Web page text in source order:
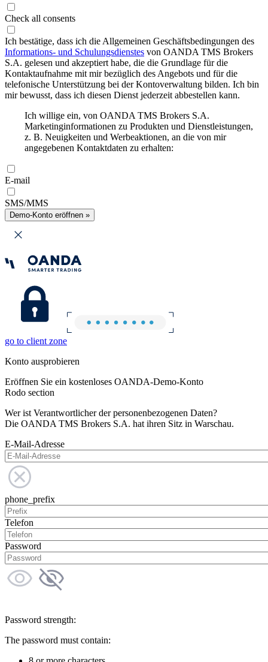
Check all consents
Ich bestätige, dass ich die Allgemeinen Geschäftsbedingungen des
Informations- und Schulungsdienstes von OANDA TMS Brokers
S.A. gelesen und akzeptiert habe, die die Grundlage für die
Kontaktaufnahme mit mir bezüglich des Angebots und für die
telefonische Unterstützung bei der Kontoverwaltung bilden. Ich bin
mir bewusst, dass ich diesen Dienst jederzeit abbestellen kann.
Ich willige ein, von OANDA TMS Brokers S.A.
Marketinginformationen zu Produkten und Dienstleistungen,
z. B. Neuigkeiten und Werbeaktionen, an die von mir
angegebenen Kontaktdaten zu erhalten:
E-mail
SMS/MMS
Demo-Konto eröffnen »
go to client zone
Konto ausprobieren
Eröffnen Sie ein kostenloses OANDA-Demo-Konto
Rodo section
Wer ist Verantwortlicher der personenbezogenen Daten?
Die OANDA TMS Brokers S.A. hat ihren Sitz in Warschau.
E-Mail-Adresse
phone_prefix
Telefon
Password
Password strength:
The password must contain: